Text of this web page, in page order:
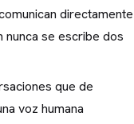
directamente
nunca se escribe dos
que de
voz humana